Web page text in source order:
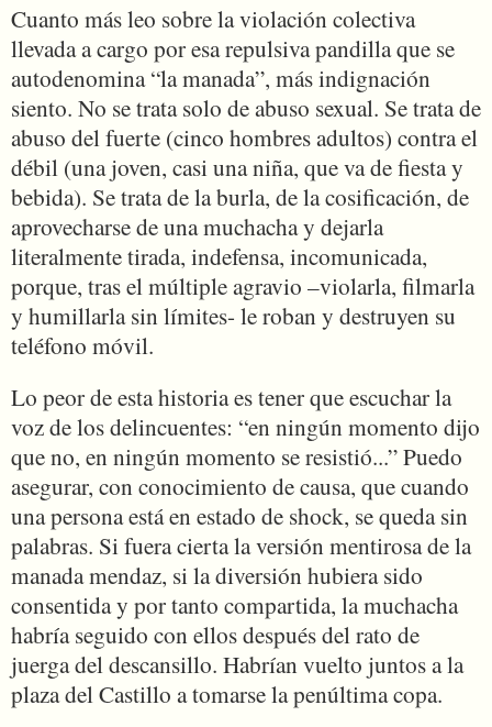
Cuanto más leo sobre la violación colectiva
llevada a cargo por esa repulsiva pandilla que se
autodenomina “la manada”, más indignación
siento. No se trata solo de abuso sexual. Se trata de
abuso del fuerte (cinco hombres adultos) contra el
débil (una joven, casi una niña, que va de fiesta y
bebida). Se trata de la burla, de la cosificación, de
aprovecharse de una muchacha y dejarla
literalmente tirada, indefensa, incomunicada,
porque, tras el múltiple agravio –violarla, filmarla
y humillarla sin límites- le roban y destruyen su
teléfono móvil.
Lo peor de esta historia es tener que escuchar la
voz de los delincuentes: “en ningún momento dijo
que no, en ningún momento se resistió...” Puedo
asegurar, con conocimiento de causa, que cuando
una persona está en estado de shock, se queda sin
palabras. Si fuera cierta la versión mentirosa de la
manada mendaz, si la diversión hubiera sido
consentida y por tanto compartida, la muchacha
habría seguido con ellos después del rato de
juerga del descansillo. Habrían vuelto juntos a la
plaza del Castillo a tomarse la penúltima copa.